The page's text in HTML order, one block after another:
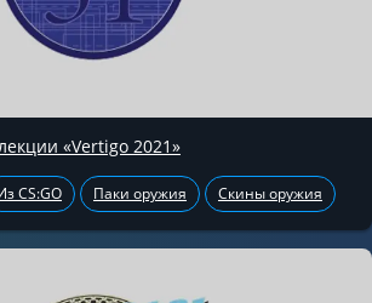
«Vertigo 2021»
CS:GO Паки оружия Скины оружия